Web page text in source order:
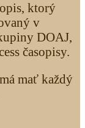
ktorý
v
DOAJ,
časopisy.
mať každý